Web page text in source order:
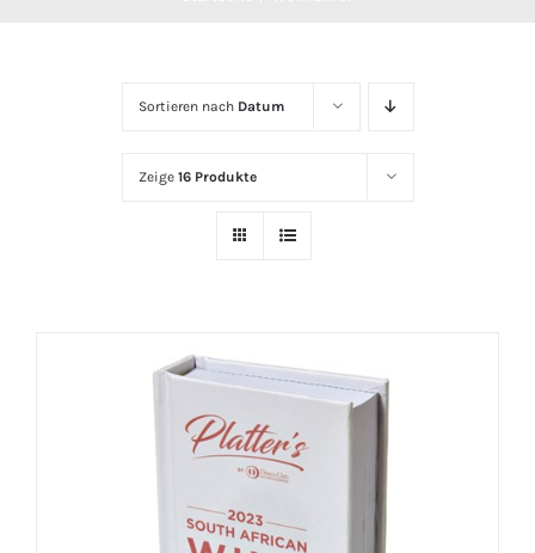
Sortieren nach Datum
Zeige 16 Produkte